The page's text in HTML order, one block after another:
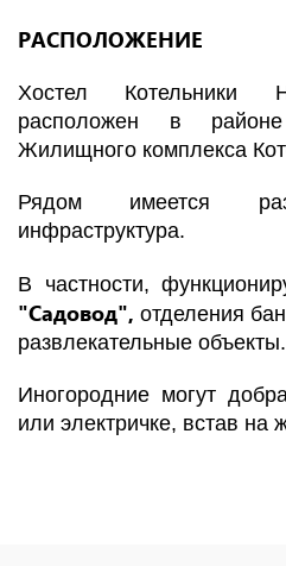
РАСПОЛОЖЕНИЕ
Хостел Котельники
расположен в
Жилищного комплекса
Рядом имеется
инфраструктура.
В частности,
"Садовод", отделения
развлекательные объекты.
Иногородние могут
или электричке, встав